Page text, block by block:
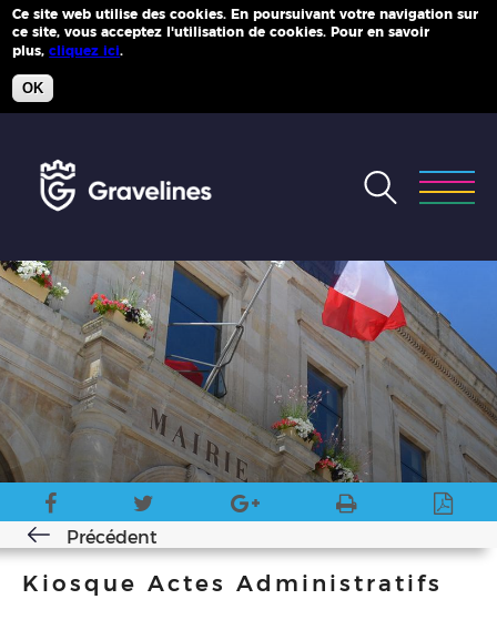
Ce site web utilise des cookies. En poursuivant votre navigation sur
ce site, vous acceptez l'utilisation de cookies. Pour en savoir
plus,cliquez ici.
OK
Précédent
Kiosque Actes Administratifs